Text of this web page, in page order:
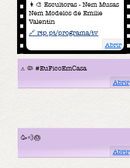
👩‍🎨 Escultoras - Nem Musas
Nem Modelos de Emilie
Valentin
🔗 rtp.pt/programa/tv
Abrir
⚠️ 🦠 #EuFicoEmCasa
Abrir
🥳💨🎂
Abrir